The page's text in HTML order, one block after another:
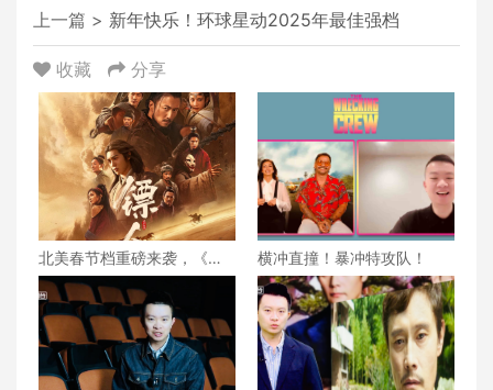
上一篇 > 新年快乐！环球星动2025年最佳强档
收藏 分享
北美春节档重磅来袭，《镖
人：风起大漠》亮刀!
横冲直撞！暴冲特攻队！